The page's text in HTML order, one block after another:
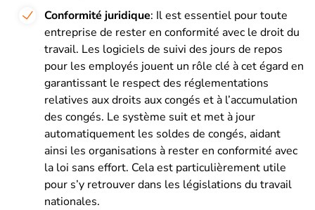
Conformité juridique: Il est essentiel pour toute
entreprise de rester en conformité avec le droit du
travail. Les logiciels de suivi des jours de repos
pour les employés jouent un rôle clé à cet égard en
garantissant le respect des réglementations
relatives aux droits aux congés et à l’accumulation
des congés. Le système suit et met à jour
automatiquement les soldes de congés, aidant
ainsi les organisations à rester en conformité avec
la loi sans effort. Cela est particulièrement utile
pour s’y retrouver dans les législations du travail
nationales.